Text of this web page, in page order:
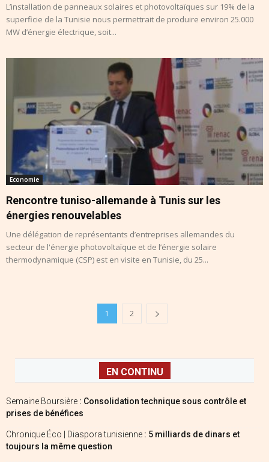
L’installation de panneaux solaires et photovoltaïques sur 19% de la
superficie de la Tunisie nous permettrait de produire environ 25.000
MW d’énergie électrique, soit...
Economie
Rencontre tuniso-allemande à Tunis sur les
énergies renouvelables
Une délégation de représentants d’entreprises allemandes du
secteur de l'énergie photovoltaïque et de l’énergie solaire
thermodynamique (CSP) est en visite en Tunisie, du 25...
1 2
EN CONTINU
Semaine Boursière : Consolidation technique sous contrôle et
prises de bénéfices
Chronique Éco | Diaspora tunisienne : 5 milliards de dinars et
toujours la même question